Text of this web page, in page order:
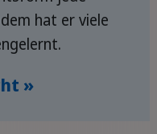
hat er viele
»